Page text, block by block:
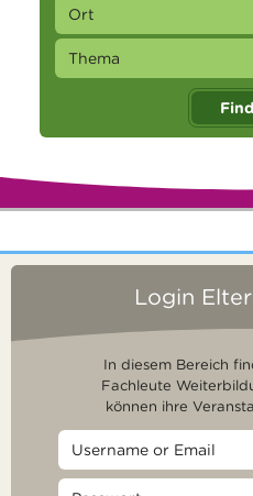
Login
In diesem Bereich
Fachleute
können ihre